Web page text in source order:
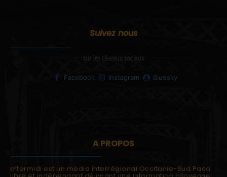
Suivez nous
sur les réseaux sociaux
Facebook Instagram Bluesky
A PROPOS
altermidi est un média interrégional Occitanie-Sud Paca